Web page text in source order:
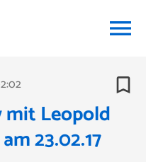
menu
bookmark_border
Leopold
23.02.17